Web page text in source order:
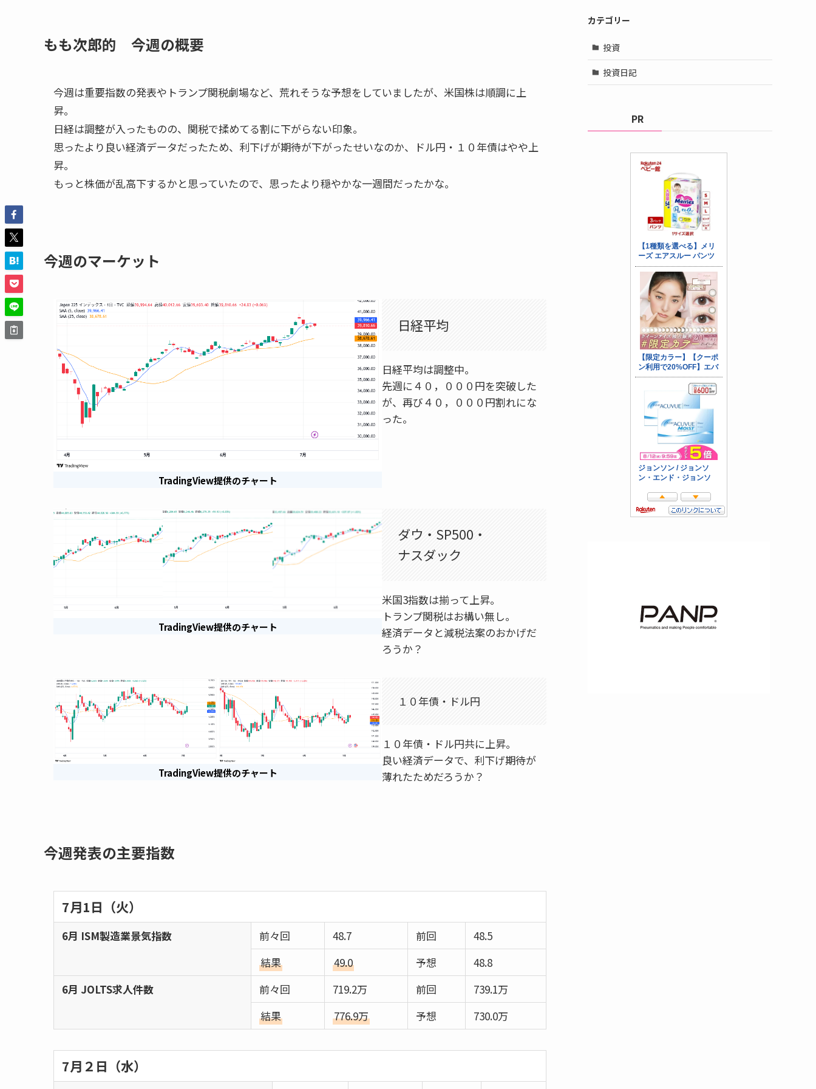
もも次郎的 今週の概要
今週は重要指数の発表やトランプ関税劇場など、荒れそうな予想をしていましたが、米国株は順調に上
昇。
日経は調整が入ったものの、関税で揉めてる割に下がらない印象。
思ったより良い経済データだったため、利下げが期待が下がったせいなのか、ドル円・１０年債はやや上
昇。
もっと株価が乱高下するかと思っていたので、思ったより穏やかな一週間だったかな。
今週のマーケット
TradingView提供のチャート
日経平均
日経平均は調整中。
先週に４０，０００円を突破した
が、再び４０，０００円割れにな
った。
TradingView提供のチャート
ダウ・SP500・
ナスダック
米国3指数は揃って上昇。
トランプ関税はお構い無し。
経済データと減税法案のおかげだ
ろうか？
TradingView提供のチャート
１０年債・ドル円
１０年債・ドル円共に上昇。
良い経済データで、利下げ期待が
薄れたためだろうか？
今週発表の主要指数
7月1日（火）
6月 ISM製造業景気指数 前々回 48.7 前回
48.5
結果
49.0 予想
48.8
6月 JOLTS求人件数
前々回 719.2万 前回
739.1万
結果
776.9万 予想 730.0万
7月２日（水）
カテゴリー
投資
投資日記
PR